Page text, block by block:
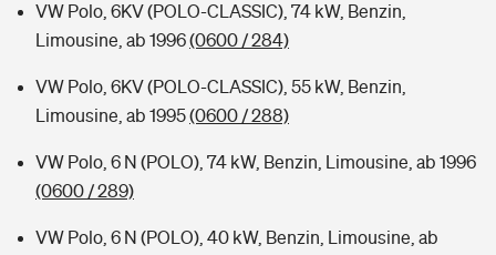
VW Polo, 6KV (POLO-CLASSIC), 74 kW, Benzin,
Limousine, ab 1996(0600 / 284)
VW Polo, 6KV (POLO-CLASSIC), 55 kW, Benzin,
Limousine, ab 1995(0600 / 288)
VW Polo, 6 N (POLO), 74 kW, Benzin, Limousine, ab 1996
(0600 / 289)
VW Polo, 6 N (POLO), 40 kW, Benzin, Limousine, ab